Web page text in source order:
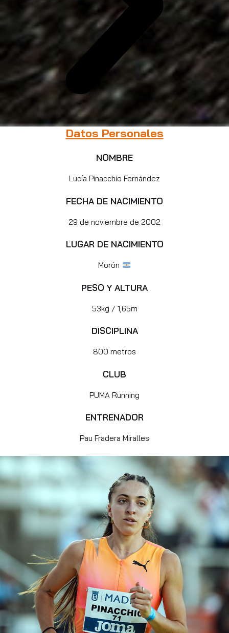
Datos Personales
NOMBRE
Lucía Pinacchio Fernández
FECHA DE NACIMIENTO
29 de noviembre de 2002
LUGAR DE NACIMIENTO
Morón
PESO Y ALTURA
53kg / 1,65m
DISCIPLINA
800 metros
CLUB
PUMA Running
ENTRENADOR
Pau Fradera Miralles